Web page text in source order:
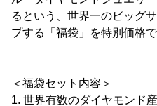
るという、世界一のビッグ
プする「福袋」を特別価格
＜福袋セット内容＞
1. 世界有数のダイヤモンド